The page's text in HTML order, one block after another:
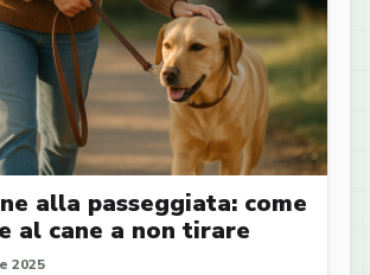
alla passeggiata: come
al cane a non tirare
2025